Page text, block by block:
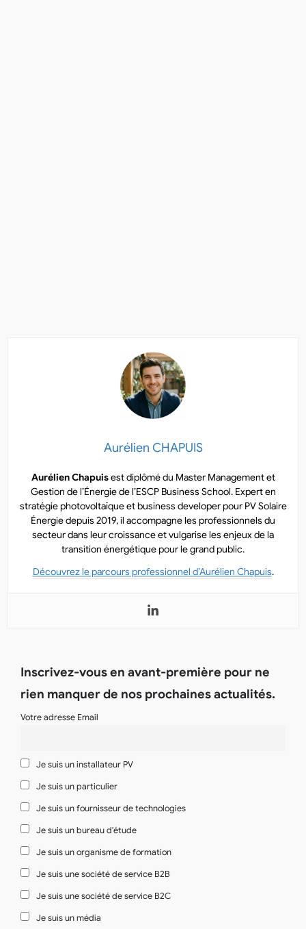
Aurélien CHAPUIS
Aurélien Chapuisest diplômé du Master Management et
Gestion de l’Énergie de l’ESCP Business School. Expert en
stratégie photovoltaïque et business developer pour PV Solaire
Énergie depuis 2019, il accompagne les professionnels du
secteur dans leur croissance et vulgarise les enjeux de la
transition énergétique pour le grand public.
Découvrez le parcours professionnel d’Aurélien Chapuis.
Inscrivez-vous en avant-première pour ne
rien manquer de nos prochaines actualités.
Votre adresse Email
Je suis un installateur PV
Je suis un particulier
Je suis un fournisseur de technologies
Je suis un bureau d'étude
Je suis un organisme de formation
Je suis une société de service B2B
Je suis une société de service B2C
Je suis un média